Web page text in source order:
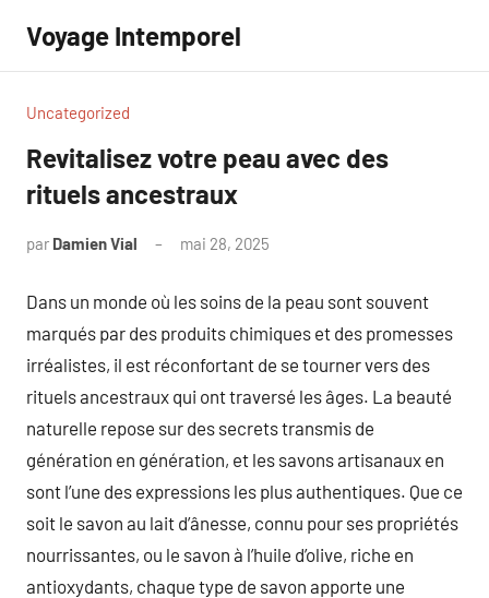
contenu
Voyage Intemporel
Uncategorized
Revitalisez votre peau avec des
rituels ancestraux
par Damien Vial mai 28, 2025
Dans un monde où les soins de la peau sont souvent
marqués par des produits chimiques et des promesses
irréalistes, il est réconfortant de se tourner vers des
rituels ancestraux qui ont traversé les âges. La beauté
naturelle repose sur des secrets transmis de
génération en génération, et les savons artisanaux en
sont l’une des expressions les plus authentiques. Que ce
soit le savon au lait d’ânesse, connu pour ses propriétés
nourrissantes, ou le savon à l’huile d’olive, riche en
antioxydants, chaque type de savon apporte une